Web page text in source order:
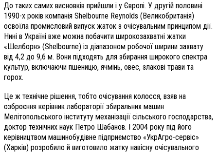
До таких самих висновків прийшли і у Європі. У другій половині
1990-х років компанія Shelbourne Reynolds (Великобританія)
освоїла промисловий випуск жаток з очісувальним принципом дії.
Нині в Україні вже можна побачити широкозахватні жатки
«Шелборн» (Shelbourne) із діапазоном робочої ширини захвату
від 4,2 до 9,6 м. Вони підходять для збирання широкого спектра
культур, включаючи пшеницю, ячмінь, овес, злакові трави та
горох.
Це ж технічне рішення, тобто очісування колосся, взяв на
озброєння керівник лабораторії збиральних машин
Мелітопольського інституту механізації сільського господарства,
доктор технічних наук Петро Шабанов. І 2004 року під його
керівництвом машинобудівне підприємство «УкрАгро-сервіс»
(Харків) розробило й виготовило жатку навісну очісувального